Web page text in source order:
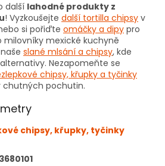
další lahodné produkty z
! Vyzkoušejte další tortilla chipsy v
si pořiďte omáčky a dipy pro
milovníky mexické kuchyně
slané mlsání a chipsy, kde
Nezapomeňte se
chipsy, křupky a tyčinky
chutných pochutin.
chipsy, křupky, tyčinky